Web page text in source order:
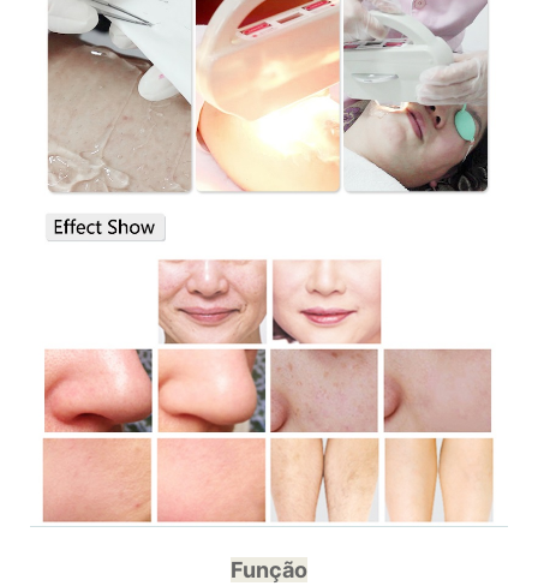
Função